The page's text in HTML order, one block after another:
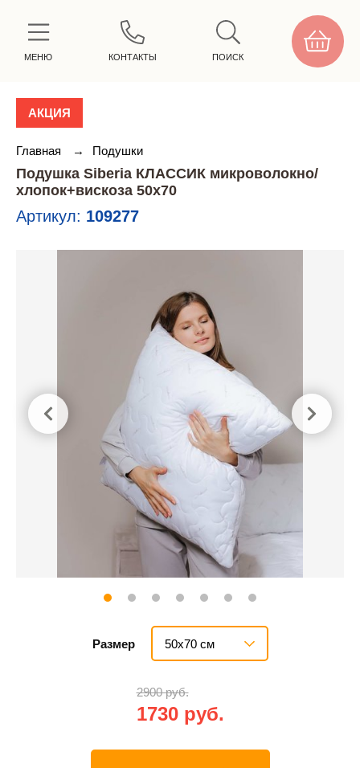
МЕНЮ КОНТАКТЫ ПОИСК
АКЦИЯ
Главная → Подушки
Подушка Siberia КЛАССИК микроволокно/
хлопок+вискоза 50х70
Артикул: 109277
Размер 50х70 см
2900 руб.
1730 руб.